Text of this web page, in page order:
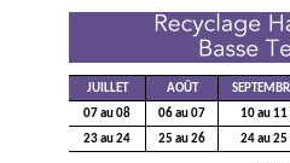
JUILLET AOÛT
07 au 08
06 au 07
10 au 11
23 au 24
25 au 26 24 au 25